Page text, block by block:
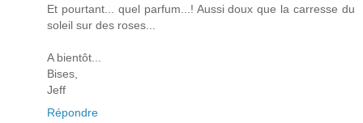
Et pourtant... quel parfum...! Aussi doux que la carresse du
soleil sur des roses...
A bientôt...
Bises,
Jeff
Répondre